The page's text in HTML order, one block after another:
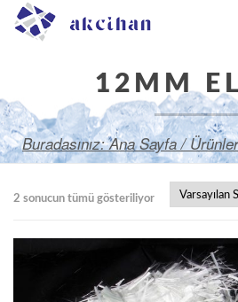
12MM
Buradasınız:Ana Sayfa/
etiketlendi
2 sonucun tümü gösteriliyor